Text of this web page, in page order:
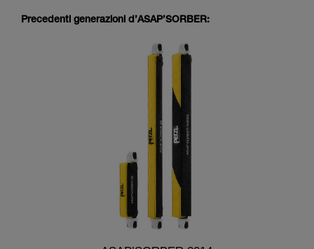
Precedenti generazioni d’ASAP’SORBER: